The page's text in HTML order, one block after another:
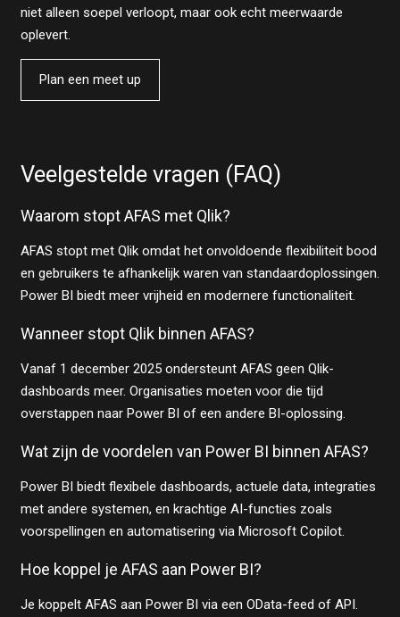
niet alleen soepel verloopt, maar ook echt meerwaarde
oplevert.
Plan een meet up
Veelgestelde vragen (FAQ)
Waarom stopt AFAS met Qlik?
AFAS stopt met Qlik omdat het onvoldoende flexibiliteit bood
en gebruikers te afhankelijk waren van standaardoplossingen.
Power BI biedt meer vrijheid en modernere functionaliteit.
Wanneer stopt Qlik binnen AFAS?
Vanaf 1 december 2025 ondersteunt AFAS geen Qlik-
dashboards meer. Organisaties moeten voor die tijd
overstappen naar Power BI of een andere BI-oplossing.
Wat zijn de voordelen van Power BI binnen AFAS?
Power BI biedt flexibele dashboards, actuele data, integraties
met andere systemen, en krachtige AI-functies zoals
voorspellingen en automatisering via Microsoft Copilot.
Hoe koppel je AFAS aan Power BI?
Je koppelt AFAS aan Power BI via een OData-feed of API.